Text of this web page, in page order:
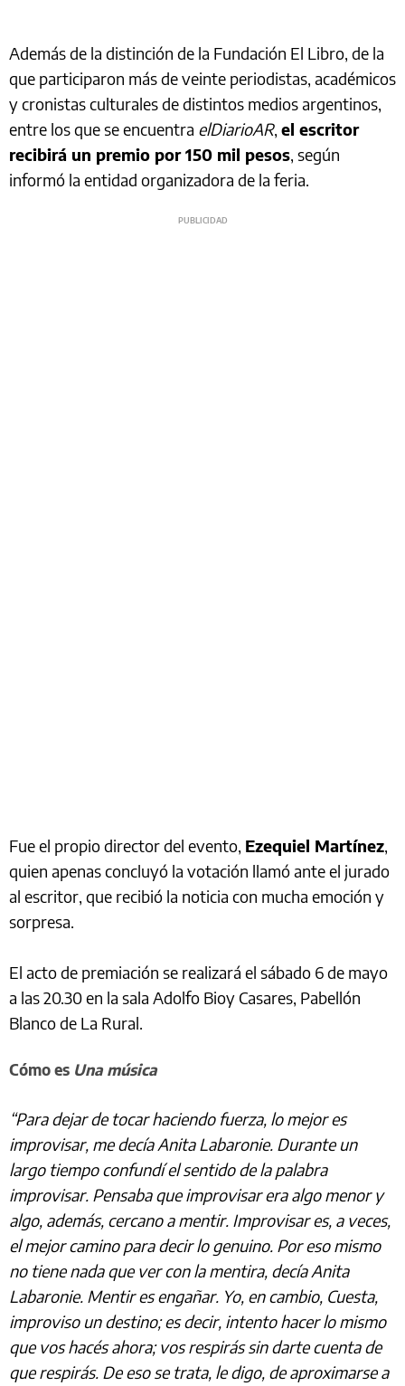
Además de la distinción de la Fundación El Libro, de la
que participaron más de veinte periodistas, académicos
y cronistas culturales de distintos medios argentinos,
entre los que se encuentra elDiarioAR, el escritor
recibirá un premio por 150 mil pesos, según
informó la entidad organizadora de la feria.
Fue el propio director del evento, Ezequiel Martínez,
quien apenas concluyó la votación llamó ante el jurado
al escritor, que recibió la noticia con mucha emoción y
sorpresa.
El acto de premiación se realizará el sábado 6 de mayo
a las 20.30 en la sala Adolfo Bioy Casares, Pabellón
Blanco de La Rural.
Cómo es Una música
“Para dejar de tocar haciendo fuerza, lo mejor es
improvisar, me decía Anita Labaronie. Durante un
largo tiempo confundí el sentido de la palabra
improvisar. Pensaba que improvisar era algo menor y
algo, además, cercano a mentir. Improvisar es, a veces,
el mejor camino para decir lo genuino. Por eso mismo
no tiene nada que ver con la mentira, decía Anita
Labaronie. Mentir es engañar. Yo, en cambio, Cuesta,
improviso un destino; es decir, intento hacer lo mismo
que vos hacés ahora; vos respirás sin darte cuenta de
que respirás. De eso se trata, le digo, de aproximarse a